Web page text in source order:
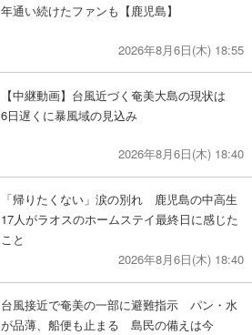
年通い続けたファンも【鹿児島】
2026年8月6日(木) 18:55
【中継動画】台風近づく奄美大島の現状は
6日遅くに暴風域の見込み
2026年8月6日(木) 18:40
「帰りたくない」涙の別れ 鹿児島の中高生
17人がラオスのホームステイ最終日に感じた
こと
2026年8月6日(木) 18:40
台風接近で奄美の一部に避難指示 パン・水
が品薄、船便も止まる 島民の備えは今